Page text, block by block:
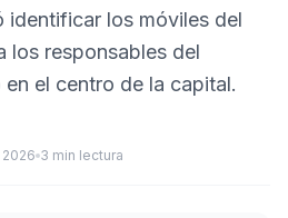
identificar los móviles del
los responsables del
el centro de la capital.
3 min lectura